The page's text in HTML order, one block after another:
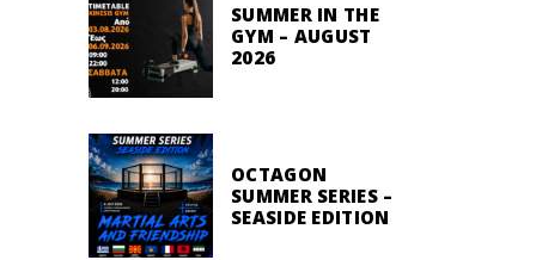
SUMMER IN THE
GYM – AUGUST
2026
OCTAGON
SUMMER SERIES –
SEASIDE EDITION